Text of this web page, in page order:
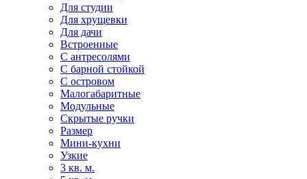
Для студии
Для хрущевки
Для дачи
Встроенные
С антресолями
С барной стойкой
С островом
Малогабаритные
Модульные
Скрытые ручки
Размер
Мини-кухни
Узкие
3 кв. м.